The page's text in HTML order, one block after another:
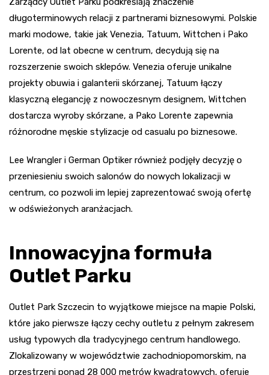
długoterminowych relacji z partnerami biznesowymi. Polskie
marki modowe, takie jak Venezia, Tatuum, Wittchen i Pako
Lorente, od lat obecne w centrum, decydują się na
rozszerzenie swoich sklepów. Venezia oferuje unikalne
projekty obuwia i galanterii skórzanej, Tatuum łączy
klasyczną elegancję z nowoczesnym designem, Wittchen
dostarcza wyroby skórzane, a Pako Lorente zapewnia
różnorodne męskie stylizacje od casualu po biznesowe.
Lee Wrangler i German Optiker również podjęły decyzję o
przeniesieniu swoich salonów do nowych lokalizacji w
centrum, co pozwoli im lepiej zaprezentować swoją ofertę
w odświeżonych aranżacjach.
Innowacyjna formuła
Outlet Parku
Outlet Park Szczecin to wyjątkowe miejsce na mapie Polski,
które jako pierwsze łączy cechy outletu z pełnym zakresem
usług typowych dla tradycyjnego centrum handlowego.
Zlokalizowany w województwie zachodniopomorskim, na
przestrzeni ponad 28 000 metrów kwadratowych, oferuje